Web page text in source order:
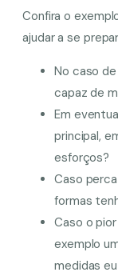
Confira o
ajudar a se
No caso
capaz de
Em
principal,
esforços?
Caso
formas
Caso o
exemplo
medidas